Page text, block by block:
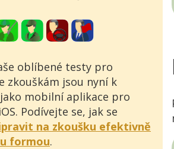
oblíbené testy pro
zkouškám jsou nyní k
mobilní aplikace pro
Podívejte se, jak se
na zkoušku efektivně
formou.